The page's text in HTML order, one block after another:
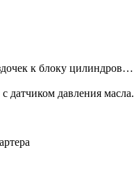
к блоку цилиндров…
датчиком давления масла.